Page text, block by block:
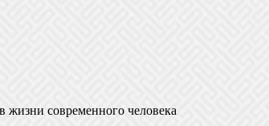
жизни современного человека